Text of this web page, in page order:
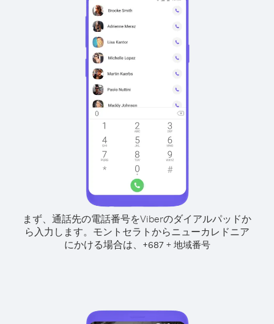
まず、通話先の電話番号をViberのダイアルパッドか
ら入力します。 モントセラトからニューカレドニア
にかける場合は、
+687+ 地域番号